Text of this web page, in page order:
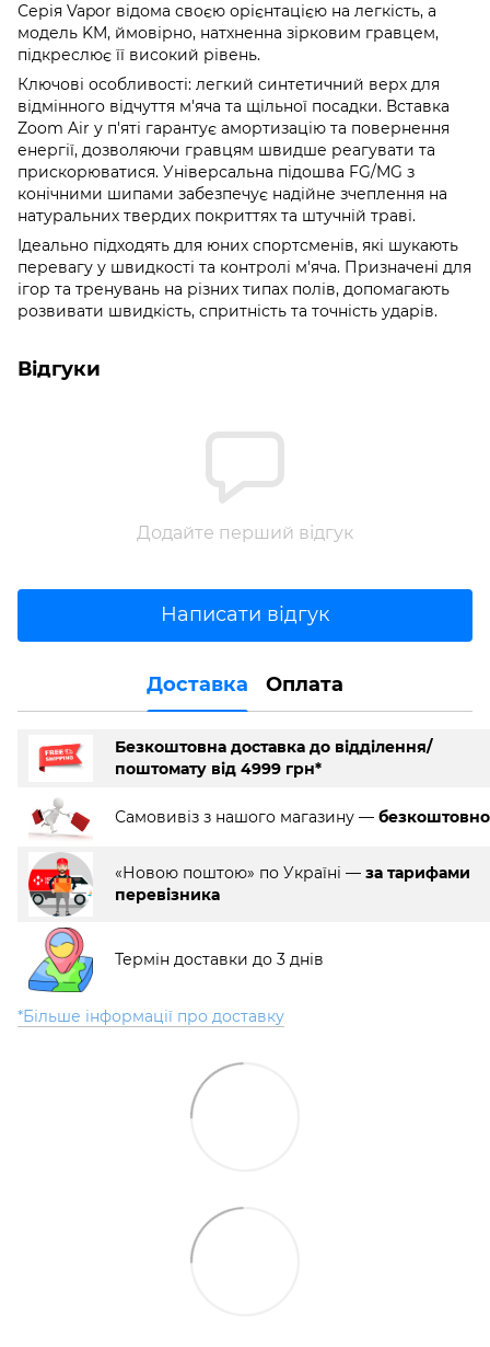
Серія Vapor відома своєю орієнтацією на легкість, а
модель KM, ймовірно, натхненна зірковим гравцем,
підкреслює її високий рівень.
Ключові особливості: легкий синтетичний верх для
відмінного відчуття м'яча та щільної посадки. Вставка
Zoom Air у п'яті гарантує амортизацію та повернення
енергії, дозволяючи гравцям швидше реагувати та
прискорюватися. Універсальна підошва FG/MG з
конічними шипами забезпечує надійне зчеплення на
натуральних твердих покриттях та штучній траві.
Ідеально підходять для юних спортсменів, які шукають
перевагу у швидкості та контролі м'яча. Призначені для
ігор та тренувань на різних типах полів, допомагають
розвивати швидкість, спритність та точність ударів.
Відгуки
Додайте перший відгук
Написати відгук
Доставка Оплата
Безкоштовна доставка до відділення/
поштомату від 4999 грн*
Самовивіз з нашого магазину — безкоштовно
«Новою поштою» по Україні — за тарифами
перевізника
Термін доставки до 3 днів
*Більше інформації про доставку